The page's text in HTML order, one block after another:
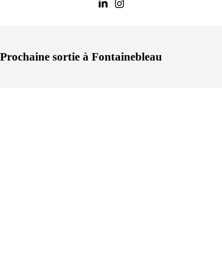
Prochaine sortie à Fontainebleau